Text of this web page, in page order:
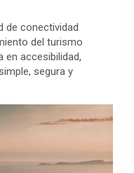
de conectividad
del turismo
en accesibilidad,
segura y